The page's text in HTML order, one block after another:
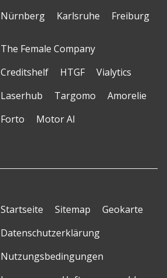
Nürnberg
Karlsruhe Freiburg
The Female Company
Creditshelf
HTGF
Vialytics
Laserhub
Targomo
Amorelie
Forto
Motor AI
Startseite Sitemap
Geokarte
Datenschutzerklärung
Nutzungsbedingungen